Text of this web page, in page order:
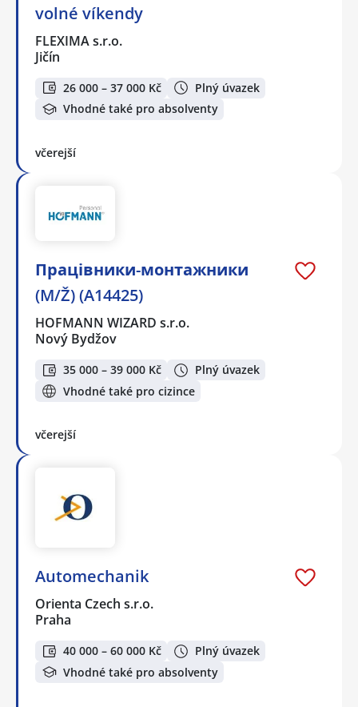
volné víkendy
FLEXIMA s.r.o.
Jičín
26 000 – 37 000 Kč
Plný úvazek
Vhodné také pro absolventy
včerejší
Працівники-монтажники
(M/Ž) (A14425)
HOFMANN WIZARD s.r.o.
Nový Bydžov
35 000 – 39 000 Kč
Plný úvazek
Vhodné také pro cizince
včerejší
Automechanik
Orienta Czech s.r.o.
Praha
40 000 – 60 000 Kč
Plný úvazek
Vhodné také pro absolventy